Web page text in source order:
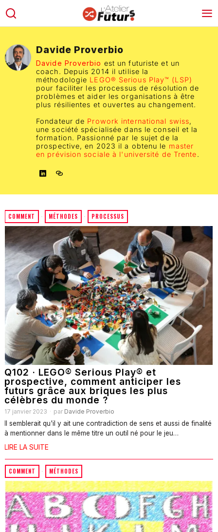
Davide Proverbio
Davide Proverbio est un futuriste et un
coach. Depuis 2014 il utilise la
méthodologie LEGO® Serious Play™ (LSP)
pour faciliter les processus de résolution de
problèmes et aider les organisations à être
plus résilientes et ouvertes au changement.
Fondateur de Prowork international swiss,
une société spécialisée dans le conseil et la
formation. Passionné par le sujet de la
prospective, en 2023 il a obtenu le master
en prévision sociale à l'université de Trente.
COMMENT · MÉTHODES · PROCESSUS
Q102 · LEGO® Serious Play® et
prospective, comment anticiper les
futurs grâce aux briques les plus
célèbres du monde ?
17 janvier 2023 par Davide Proverbio
Il semblerait qu'il y ait une contradiction de sens et aussi de finalité
à mentionner dans le même titre un outil né pour le jeu…
LIRE LA SUITE
COMMENT · MÉTHODES